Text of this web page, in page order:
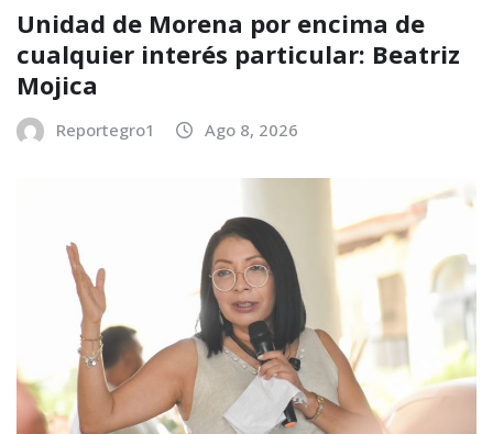
Unidad de Morena por encima de
cualquier interés particular: Beatriz
Mojica
Reportegro1 Ago 8, 2026